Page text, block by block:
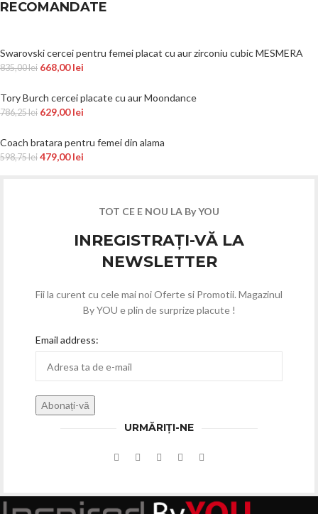
RECOMANDATE
Swarovski cercei pentru femei placat cu aur zirconiu cubic MESMERA
835,00lei 668,00lei
Tory Burch cercei placate cu aur Moondance
786,25lei 629,00lei
Coach bratara pentru femei din alama
598,75lei 479,00lei
TOT CE E NOU LA By YOU
INREGISTRAȚI-VĂ LA
NEWSLETTER
Fii la curent cu cele mai noi Oferte si Promotii. Magazinul
By YOU e plin de surprize placute !
Email address:
URMĂRIȚI-NE